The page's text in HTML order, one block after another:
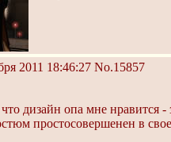
2011 18:46:27 No.15857
дизайн опа мне
простосовершенен в